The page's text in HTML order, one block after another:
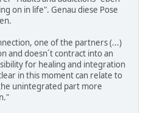
on in life". Genau diese Pose
one of the partners (...)
and doesn´t contract into an
for healing and integration
in this moment can relate to
unintegrated part more